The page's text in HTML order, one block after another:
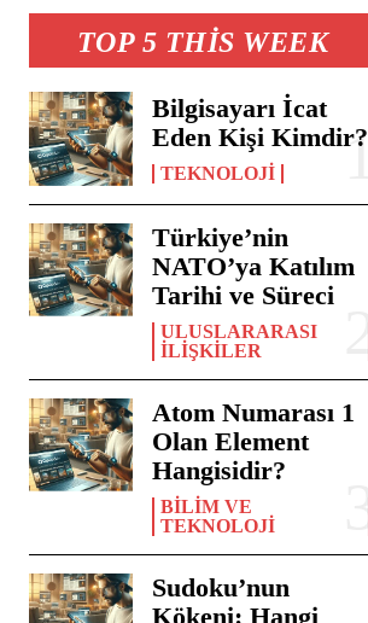
TOP 5 THIS WEEK
Bilgisayarı İcat
Eden Kişi Kimdir?
TEKNOLOJI
Türkiye’nin
NATO’ya Katılım
Tarihi ve Süreci
ULUSLARARASI
İLIŞKILER
Atom Numarası 1
Olan Element
Hangisidir?
BILIM VE
TEKNOLOJI
Sudoku’nun
Kökeni: Hangi